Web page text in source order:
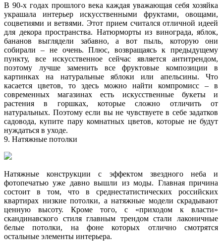
В 90-х годах прошлого века каждая уважающая себя хозяйка
украшала интерьер искусственными фруктами, овощами,
соцветиями и ветвями. Этот прием считался отличной идеей
для декора пространства. Натюрморты из винограда, яблок,
бананов выглядели забавно, а вот пыль, которую они
собирали – не очень. Плюс, возвращаясь к предыдущему
пункту, все искусственное сейчас является антитрендом,
поэтому лучше заменить все фруктовые композиции в
картинках на натуральные яблоки или апельсины. Что
касается цветов, то здесь можно найти компромисс – в
современных магазинах есть искусственные букеты и
растения в горшках, которые сложно отличить от
натуральных. Поэтому если вы не чувствуете в себе задатков
садовода, купите пару комнатных цветов, которые не будут
нуждаться в уходе.
9. Натяжные потолки
Натяжные конструкции с эффектом звездного неба и
фотопечатью уже давно вышли из моды. Главная причина
состоит в том, что в среднестатистических российских
квартирах низкие потолки, а натяжные модели скрадывают
ценную высоту. Кроме того, с «приходом к власти»
скандинавского стиля главным трендом стали лаконичные
белые потолки, на фоне которых отлично смотрятся
остальные элементы интерьера.